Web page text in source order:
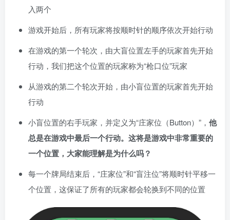
入两个
游戏开始后，所有玩家将按顺时针的顺序依次开始行动
在游戏的第一个轮次，由大盲位置左手的玩家首先开始
行动，我们把这个位置的玩家称为“枪口位”玩家
从游戏的第二个轮次开始，由小盲位置的玩家首先开始
行动
小盲位置的右手玩家，并定义为“庄家位（Button）”， 他
总是在游戏中最后一个行动。这将是游戏中非常重要的
一个位置，大家能理解是为什么吗？
每一个牌局结束后，“庄家位”和“盲注位”将顺时针平移一
个位置，这保证了所有的玩家都会轮换到不同的位置